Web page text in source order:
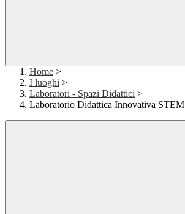
Home >
I luoghi >
Laboratori - Spazi Didattici >
Laboratorio Didattica Innovativa STEM